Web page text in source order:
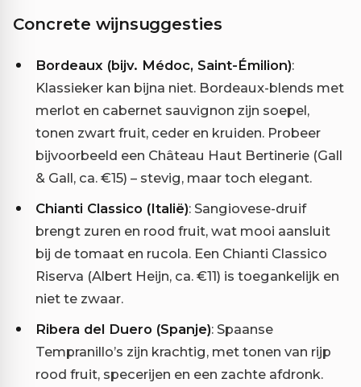
Concrete wijnsuggesties
Bordeaux (bijv. Médoc, Saint-Émilion):
Klassieker kan bijna niet. Bordeaux-blends met
merlot en cabernet sauvignon zijn soepel,
tonen zwart fruit, ceder en kruiden. Probeer
bijvoorbeeld een Château Haut Bertinerie (Gall
& Gall, ca. €15) – stevig, maar toch elegant.
Chianti Classico (Italië): Sangiovese-druif
brengt zuren en rood fruit, wat mooi aansluit
bij de tomaat en rucola. Een Chianti Classico
Riserva (Albert Heijn, ca. €11) is toegankelijk en
niet te zwaar.
Ribera del Duero (Spanje): Spaanse
Tempranillo’s zijn krachtig, met tonen van rijp
rood fruit, specerijen en een zachte afdronk.